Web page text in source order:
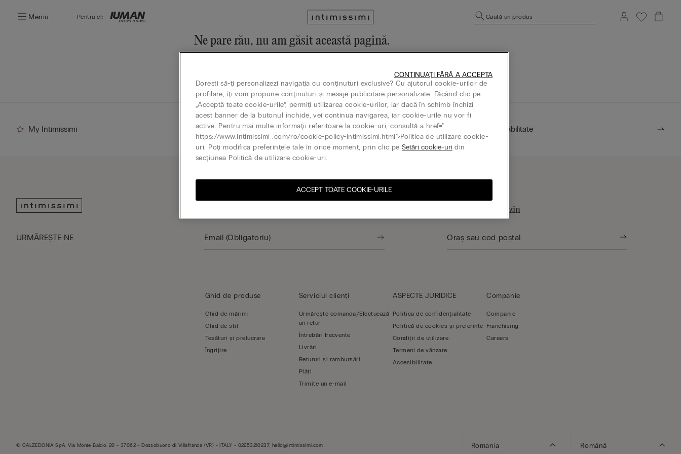
Meniu Pentru el: Caută un produs
Ne pare rău, nu am găsit această pagină.
Mergi la pagina principală
My Intimissimi Gift card Sustenabilitate
URMĂREŞTE-NE
Găsește un magazin
Ghid de produse
Ghid de mărimi
Ghid de stil
Țesături și prelucrare
Îngrijire
Serviciul clienți
Urmărește comanda/Efectuează
un retur
Întrebări frecvente
Livrări
Retururi și rambursări
Plăți
Trimite un e-mail
ASPECTE JURIDICE
Politica de confidențialitate
Politică de cookies și preferințe
Condiții de utilizare
Termeni de vânzare
Accesibilitate
Companie
Companie
Franchising
Careers
© CALZEDONIA SpA, Via Monte Baldo, 20 - 37062 - Dossobuono di Villafranca (VR) - ITALY - 02253210237, hello@intimissimi.com Romania Română
Dorești să-ți personalizezi navigația cu conținuturi exclusive? Cu ajutorul cookie-urilor de
profilare, îți vom propune conținuturi și mesaje publicitare personalizate. Făcând clic pe
„Acceptă toate cookie-urile”, permiți utilizarea cookie-urilor, iar dacă în schimb închizi
acest banner de la butonul închide, vei continua navigarea, iar cookie-urile nu vor fi
active. Pentru mai multe informații referitoare la cookie-uri, consultă a href="
https://www.intimissimi .com/ro/cookie-policy-intimissimi.html">Politica de utilizare cookie-
uri. Poți modifica preferințele tale în orice moment, prin clic pe Setări cookie-uridin
secțiunea Politică de utilizare cookie-uri.
ACCEPT TOATE COOKIE-URILE
CONTINUAȚI FĂRĂ A ACCEPTA